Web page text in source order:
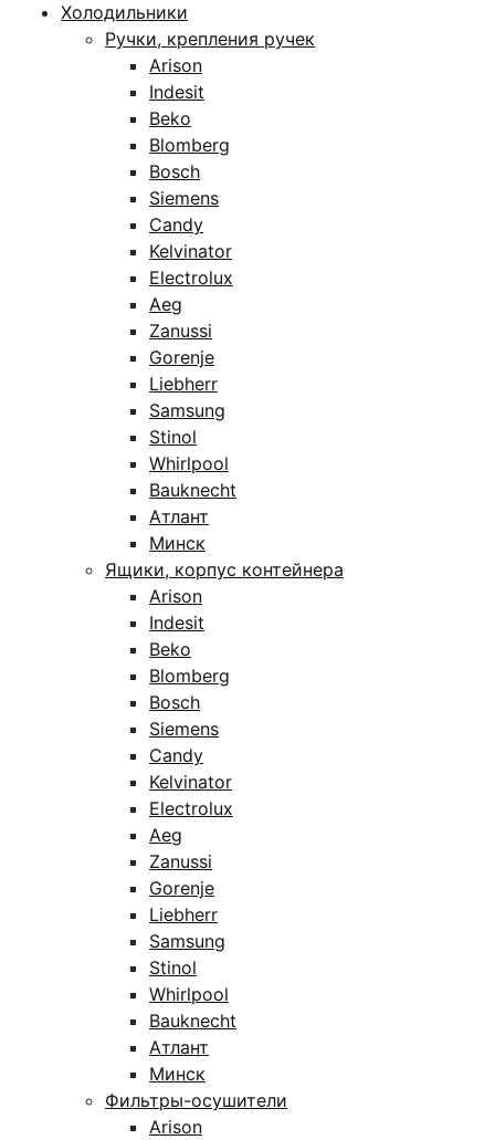
Холодильники
Ручки, крепления ручек
Arison
Indesit
Beko
Blomberg
Bosch
Siemens
Candy
Kelvinator
Electrolux
Aeg
Zanussi
Gorenje
Liebherr
Samsung
Stinol
Whirlpool
Bauknecht
Атлант
Минск
Ящики, корпус контейнера
Arison
Indesit
Beko
Blomberg
Bosch
Siemens
Candy
Kelvinator
Electrolux
Aeg
Zanussi
Gorenje
Liebherr
Samsung
Stinol
Whirlpool
Bauknecht
Атлант
Минск
Фильтры-осушители
Arison